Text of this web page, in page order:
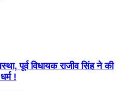
पूर्व विधायक राजीव सिंह ने की
!